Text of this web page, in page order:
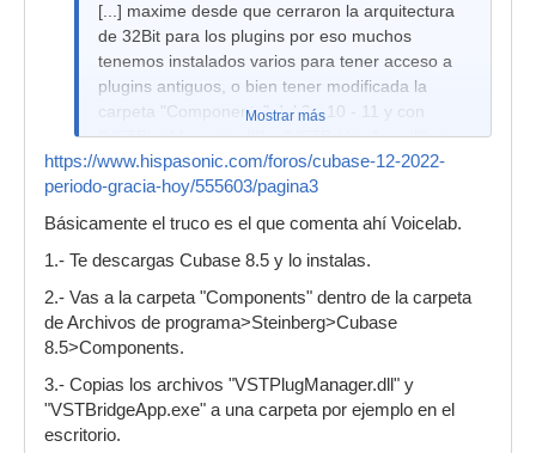
[...] maxime desde que cerraron la arquitectura
de 32Bit para los plugins por eso muchos
tenemos instalados varios para tener acceso a
plugins antiguos, o bien tener modificada la
carpeta "Components" del 9 - 10 - 11 y con
"VSTPlugManager.dll" y "VSTBridgeApp.dll" en
sus versiones antiguas donde si reconocen los
Plugins de 32bit.. es un truco que descubri hace
en adelante, aplicable a Cubase y Nuendo.
En mi caso fue querer seguir usando "Embracer
- Monologue - Reverd A - Reverd B - MonoDelay
- ModDilay.. etc" sobre los modernos.
Mostrar más
https://www.hispasonic.com/foros/cubase-12-2022-
periodo-gracia-hoy/555603/pagina3
Básicamente el truco es el que comenta ahí Voicelab.
1.- Te descargas Cubase 8.5 y lo instalas.
2.- Vas a la carpeta "Components" dentro de la carpeta
de Archivos de programa>Steinberg>Cubase
8.5>Components.
3.- Copias los archivos "VSTPlugManager.dll" y
"VSTBridgeApp.exe" a una carpeta por ejemplo en el
escritorio.